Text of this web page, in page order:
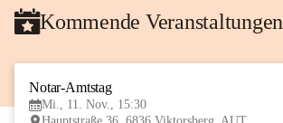
Kommende Veranstaltungen
Notar-Amtstag
Mi., 11. Nov., 15:30